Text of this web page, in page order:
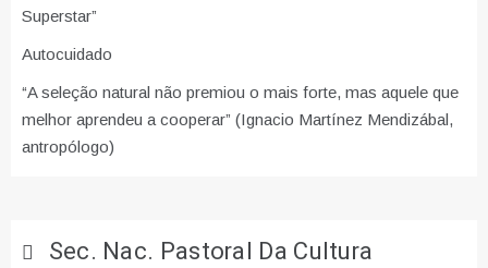
Superstar”
Autocuidado
“A seleção natural não premiou o mais forte, mas aquele que
melhor aprendeu a cooperar” (Ignacio Martínez Mendizábal,
antropólogo)
Sec. Nac. Pastoral Da Cultura